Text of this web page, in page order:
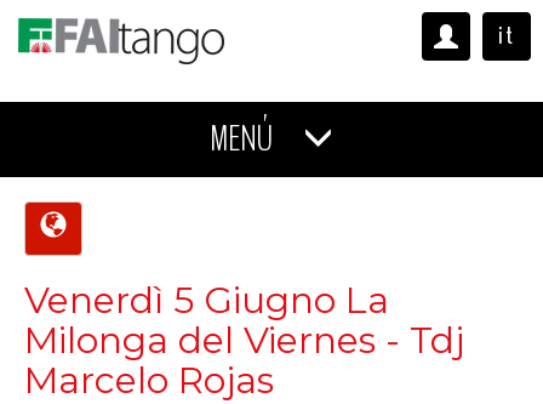
it
MENÚ
Venerdì 5 Giugno La
Milonga del Viernes - Tdj
Marcelo Rojas